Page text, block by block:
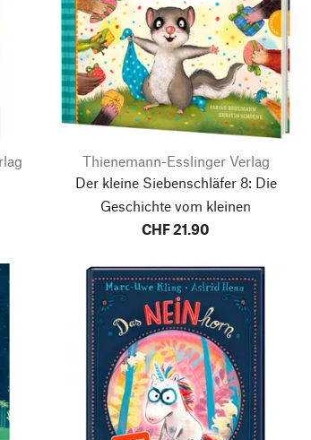
Thienemann-Esslinger Verlag
Der kleine Siebenschläfer 8: Die
Geschichte vom kleinen
Siebenschläfer, der endlich
CHF 21.90